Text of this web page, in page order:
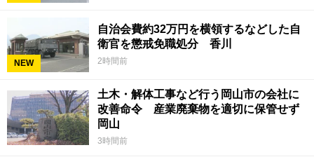
NEW
自治会費約32万円を横領するなどした自
衛官を懲戒免職処分 香川
2時間前
土木・解体工事など行う岡山市の会社に
改善命令 産業廃棄物を適切に保管せず
岡山
3時間前